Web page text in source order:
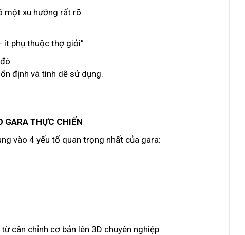
một xu hướng rất rõ:
ít phụ thuộc thợ giỏi”
định và tính dễ sử dụng.
GARA THỰC CHIẾN
vào 4 yếu tố quan trọng nhất của gara:
cân chỉnh cơ bản lên 3D chuyên nghiệp.